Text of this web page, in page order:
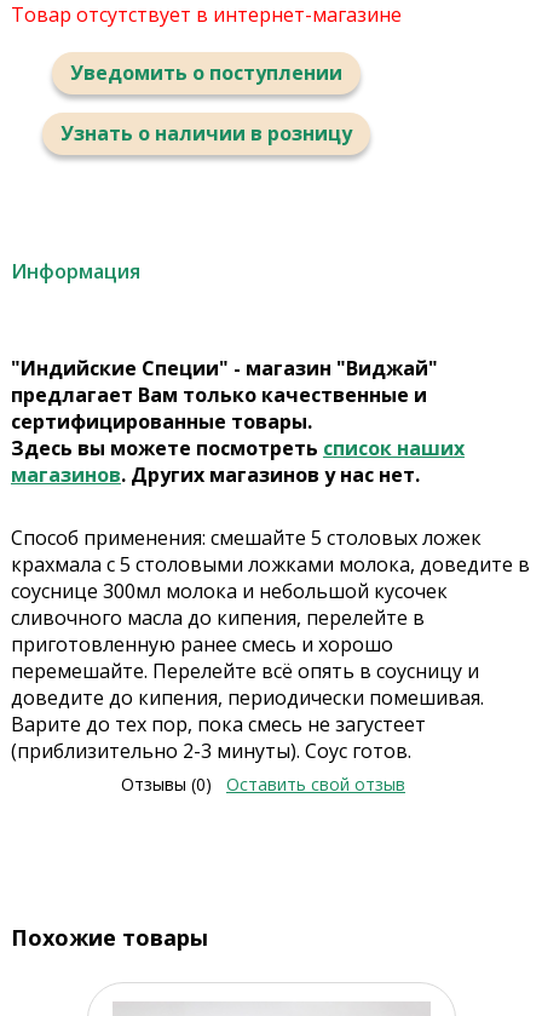
Товар отсутствует в интернет-магазине
Уведомить о поступлении
Узнать о наличии в розницу
Информация
"Индийские Специи" - магазин "Виджай"
предлагает Вам только качественные и
сертифицированные товары.
Здесь вы можете посмотреть список наших
магазинов. Других магазинов у нас нет.
Способ применения: смешайте 5 столовых ложек
крахмала с 5 столовыми ложками молока, доведите в
соуснице 300мл молока и небольшой кусочек
сливочного масла до кипения, перелейте в
приготовленную ранее смесь и хорошо
перемешайте. Перелейте всё опять в соусницу и
доведите до кипения, периодически помешивая.
Варите до тех пор, пока смесь не загустеет
(приблизительно 2-3 минуты). Соус готов.
Отзывы (0) Оставить свой отзыв
Похожие товары